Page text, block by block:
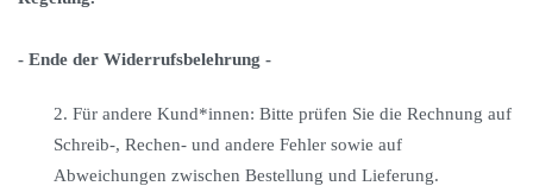
- Ende der Widerrufsbelehrung -
2. Für andere Kund*innen: Bitte prüfen Sie die Rechnung auf
Schreib-, Rechen- und andere Fehler sowie auf
Abweichungen zwischen Bestellung und Lieferung.